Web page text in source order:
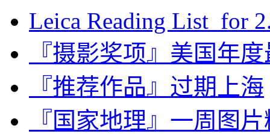
Leica Reading List for
『摄影奖项』美国年
『推荐作品』过期上海
『国家地理』一周图